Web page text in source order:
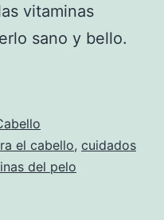
vitaminas
sano y bello.
el cabello, cuidados
del pelo